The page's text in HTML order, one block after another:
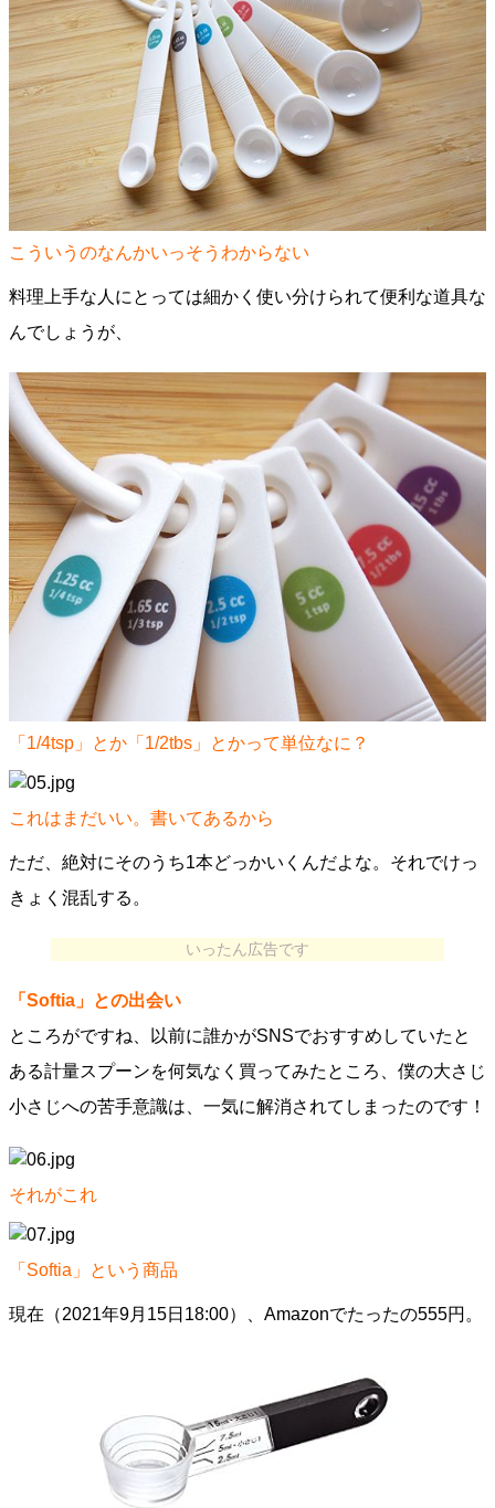
こういうのなんかいっそうわからない
料理上手な人にとっては細かく使い分けられて便利な道具な
んでしょうが、
「1/4tsp」とか「1/2tbs」とかって単位なに？
これはまだいい。書いてあるから
ただ、絶対にそのうち1本どっかいくんだよな。それでけっ
きょく混乱する。
いったん広告です
「Softia」との出会い
ところがですね、以前に誰かがSNSでおすすめしていたと
ある計量スプーンを何気なく買ってみたところ、僕の大さじ
小さじへの苦手意識は、一気に解消されてしまったのです！
それがこれ
「Softia」という商品
現在（2021年9月15日18:00）、Amazonでたったの555円。